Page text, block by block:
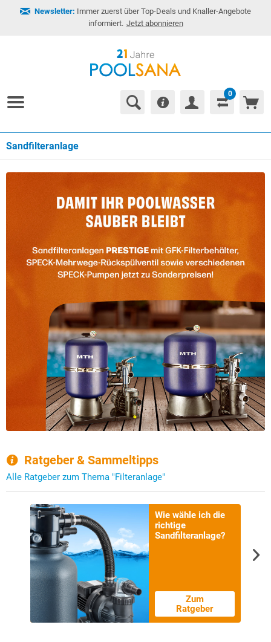
Newsletter: Immer zuerst über Top-Deals und Knaller-Angebote
informiert. Jetzt abonnieren
0
Sandfilteranlage
Ratgeber & Sammeltipps
Alle Ratgeber zum Thema "Filteranlage"
Wie wähle ich die
richtige
Sandfilteranlage?
Zum
Ratgeber